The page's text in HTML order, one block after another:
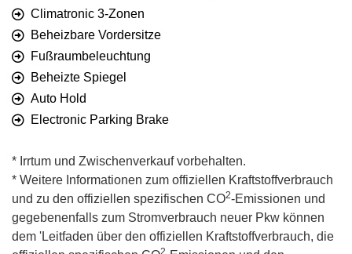
Climatronic 3-Zonen
Beheizbare Vordersitze
Fußraumbeleuchtung
Beheizte Spiegel
Auto Hold
Electronic Parking Brake
* Irrtum und Zwischenverkauf vorbehalten.
* Weitere Informationen zum offiziellen Kraftstoffverbrauch
und zu den offiziellen spezifischen CO2-Emissionen und
gegebenenfalls zum Stromverbrauch neuer Pkw können
dem 'Leitfaden über den offiziellen Kraftstoffverbrauch, die
2